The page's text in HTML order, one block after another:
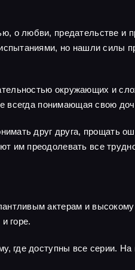
о любви, предательстве и
но нашли силы
окружающих и
всегда понимающая свою
друг друга, прощать
им преодолевать все
актерам и высокому
горе.
где доступны все серии. На